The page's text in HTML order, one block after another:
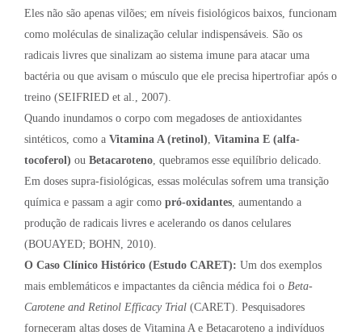
Eles não são apenas vilões; em níveis fisiológicos baixos, funcionam
como moléculas de sinalização celular indispensáveis. São os
radicais livres que sinalizam ao sistema imune para atacar uma
bactéria ou que avisam o músculo que ele precisa hipertrofiar após o
treino (SEIFRIED et al., 2007).
Quando inundamos o corpo com megadoses de antioxidantes
sintéticos, como a Vitamina A (retinol) Vitamina E (alfa-
tocoferol) ou Betacaroteno , quebramos esse equilíbrio delicado.
Em doses supra-fisiológicas, essas moléculas sofrem uma transição
química e passam a agir como pró-oxidantes , aumentando a
produção de radicais livres e acelerando os danos celulares
(BOUAYED; BOHN, 2010).
O Caso Clínico Histórico (Estudo CARET): Um dos exemplos
mais emblemáticos e impactantes da ciência médica foi o Beta-
Carotene and Retinol Efficacy Trial (CARET). Pesquisadores
forneceram altas doses de Vitamina A e Betacaroteno a indivíduos